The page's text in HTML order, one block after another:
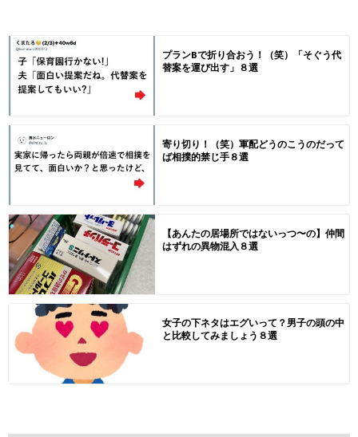
プランBで折り合おう！（笑）「そぐう代
替案を運び出す」８選
寄り切り！（笑）軍配どうのこうのだって
ば相撲的禁じ手８選
【あんたの居場所ではないっつ〜の】仲間
はずれの異物混入８選
女子の下ネタはエグいって？男子の頭の中
と比較してみましょう８選